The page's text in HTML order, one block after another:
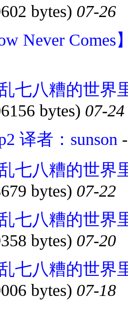
bytes) 07-26
Never
七八糟的世界
bytes) 07-24
译者：sunson
七八糟的世界
bytes) 07-22
七八糟的世界
bytes) 07-20
七八糟的世界
bytes) 07-18